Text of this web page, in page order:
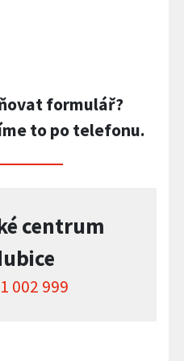
formulář?
to po telefonu.
centrum
002 999